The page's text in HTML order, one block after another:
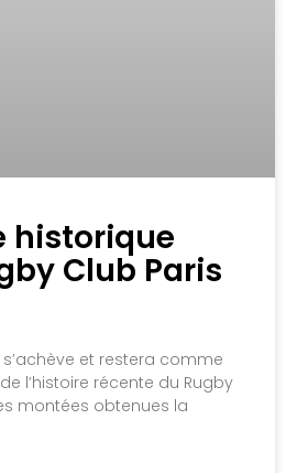
historique
Club Paris
et restera comme
l’histoire récente du Rugby
montées obtenues la